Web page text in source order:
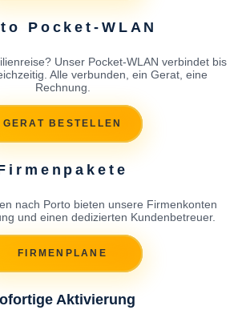
Pocket-WLAN
Unser Pocket-WLAN verbindet bis
Alle verbunden, ein Gerat, eine
Rechnung.
GERAT BESTELLEN
nach Porto bieten unsere Firmenkonten
und einen dedizierten Kundenbetreuer.
FIRMENPLANE
Aktivierung